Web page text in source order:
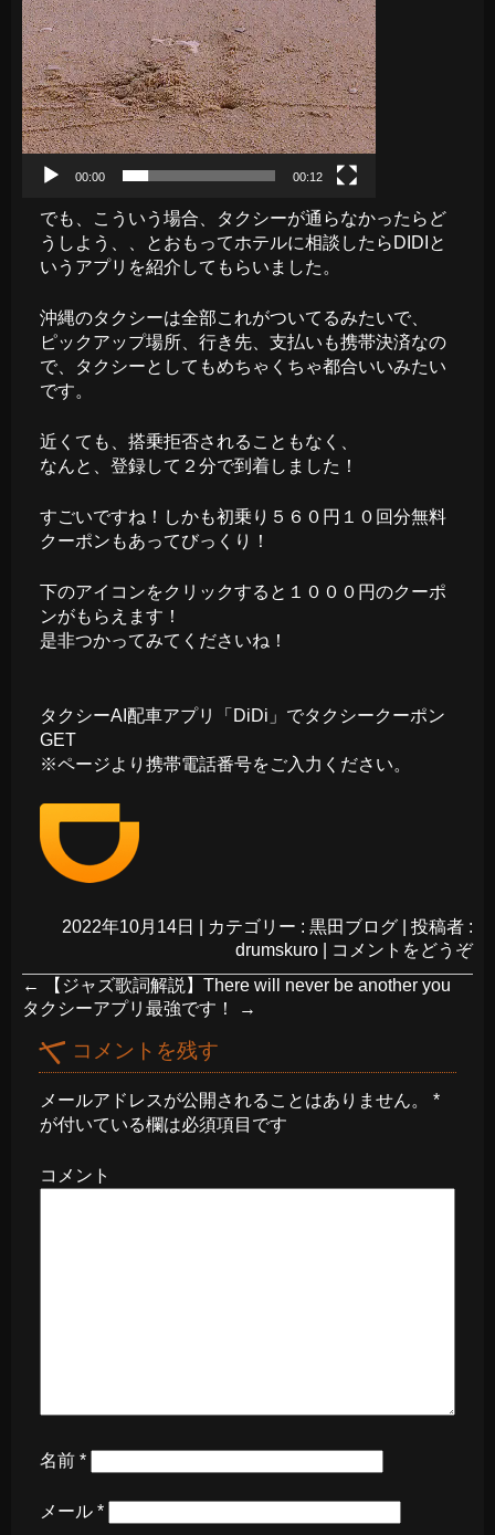
00:00 00:12
でも、こういう場合、タクシーが通らなかったらど
うしよう、、とおもってホテルに相談したらDIDIと
いうアプリを紹介してもらいました。
沖縄のタクシーは全部これがついてるみたいで、
ピックアップ場所、行き先、支払いも携帯決済なの
で、タクシーとしてもめちゃくちゃ都合いいみたい
です。
近くても、搭乗拒否されることもなく、
なんと、登録して２分で到着しました！
すごいですね！しかも初乗り５６０円１０回分無料
クーポンもあってびっくり！
下のアイコンをクリックすると１０００円のクーポ
ンがもらえます！
是非つかってみてくださいね！
タクシーAI配車アプリ「DiDi」でタクシークーポン
GET
※ページより携帯電話番号をご入力ください。
2022年10月14日 カテゴリー : 黒田ブログ
投稿者 :
drumskuro
コメントをどうぞ
←
【ジャズ歌詞解説】There will never be another you
タクシーアプリ最強です！
→
コメントを残す
メールアドレスが公開されることはありません。
*
が付いている欄は必須項目です
コメント
名前 *
メール *